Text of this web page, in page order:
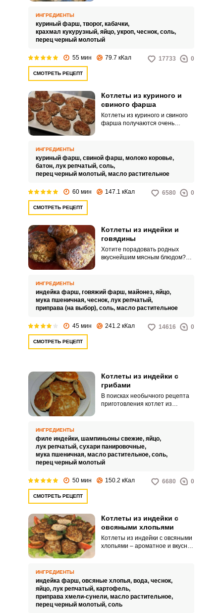
запекание, получается очень
вкусным, нежным и сочным.
ИНГРЕДИЕНТЫ
куриный фарш, творог, кабачки,
крахмал кукурузный, яйцо, укроп, чеснок, соль,
перец черный молотый
55 мин 79.7 кКал 17733 0
СМОТРЕТЬ РЕЦЕПТ
Котлеты из куриного и
свиного фарша
Котлеты из куриного и свиного
фарша получаются очень
описать данное блюдо.
ИНГРЕДИЕНТЫ
куриный фарш, свиной фарш, молоко коровье,
батон, лук репчатый, соль,
перец черный молотый, масло растительное
60 мин 147.1 кКал 6580 0
СМОТРЕТЬ РЕЦЕПТ
Котлеты из индейки и
говядины
Хотите порадовать родных
вкуснейшим мясным блюдом?
можно приготовить различными
способами – на сковороде, в
духовке или на пару. Вкусовые
качества готового блюда в
ИНГРЕДИЕНТЫ
индейка фарш, говяжий фарш, майонез, яйцо,
мука пшеничная, чеснок, лук репчатый,
приправа (на выбор), соль, масло растительное
45 мин 241.2 кКал 14616 0
СМОТРЕТЬ РЕЦЕПТ
Котлеты из индейки с
грибами
В поисках необычного рецепта
приготовления котлет из
Использовать можно любые
грибы, в данном случае котлеты
из индейки готовятся с
обжаренными шампиньонами.
ИНГРЕДИЕНТЫ
филе индейки, шампиньоны свежие, яйцо,
лук репчатый, сухари панировочные,
мука пшеничная, масло растительное, соль,
перец черный молотый
50 мин 150.2 кКал 6680 0
СМОТРЕТЬ РЕЦЕПТ
Котлеты из индейки с
овсяными хлопьями
Котлеты из индейки с овсяными
хлопьями – ароматное и вкусное
овсяных хлопьев позволяет в
результате получить нежные и
сочные котлеты.
ИНГРЕДИЕНТЫ
индейка фарш, овсяные хлопья, вода, чеснок,
яйцо, лук репчатый, картофель,
приправа хмели-сунели, масло растительное,
перец черный молотый, соль